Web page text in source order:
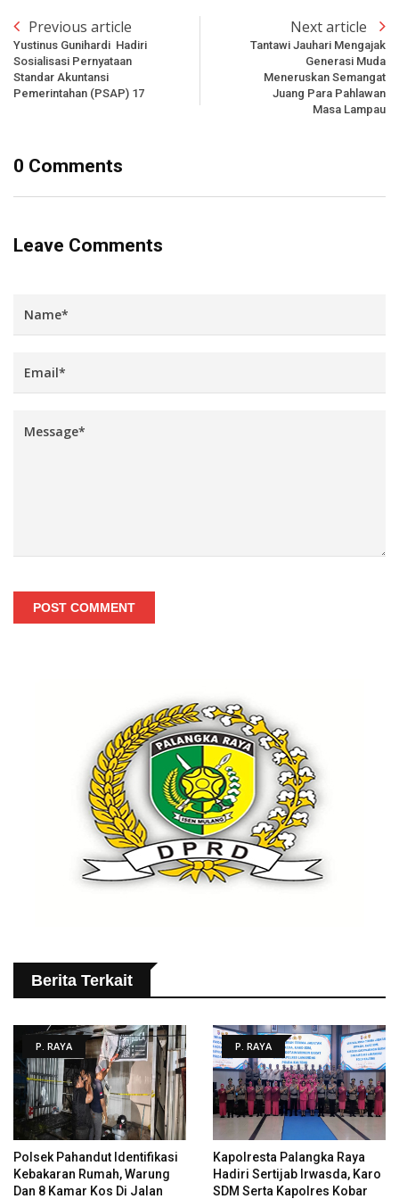
Previous article
Yustinus Gunihardi Hadiri
Sosialisasi Pernyataan
Standar Akuntansi
Pemerintahan (PSAP) 17
Next article
Tantawi Jauhari Mengajak
Generasi Muda
Meneruskan Semangat
Juang Para Pahlawan
Masa Lampau
0 Comments
Leave Comments
POST COMMENT
Berita Terkait
P. RAYA
Polsek Pahandut Identifikasi
Kebakaran Rumah, Warung
Dan 8 Kamar Kos Di Jalan
P. RAYA
Kapolresta Palangka Raya
Hadiri Sertijab Irwasda, Karo
SDM Serta Kapolres Kobar